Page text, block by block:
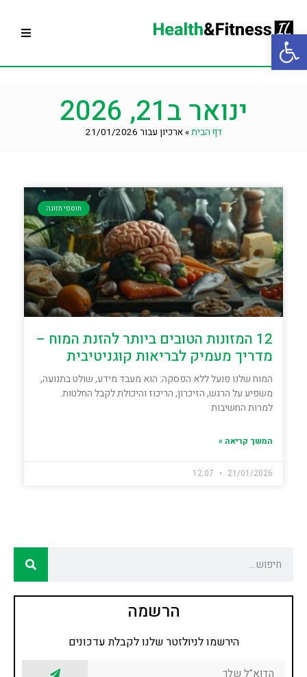
פתח סרגל נגישות
עמוד הבית
בניית תוכנית אימונים
תרגילי כושר
תפריט תזונה
ציוד כושר
ינואר ב21, 2026
דף הבית»ארכיון עבור 21/01/2026
תוספי תזונה
12 המזונות הטובים ביותר להזנת המוח –
מדריך מעמיק לבריאות קוגניטיבית
המוח שלנו פועל ללא הפסקה: הוא מעבד מידע, שולט בתנועה,
משפיע על הרגש, הזיכרון, הריכוז והיכולת לקבל החלטות.
למרות החשיבות
המשך קריאה »
21/01/2026
הרשמה
הירשמו לניולזטר שלנו לקבלת עדכונים